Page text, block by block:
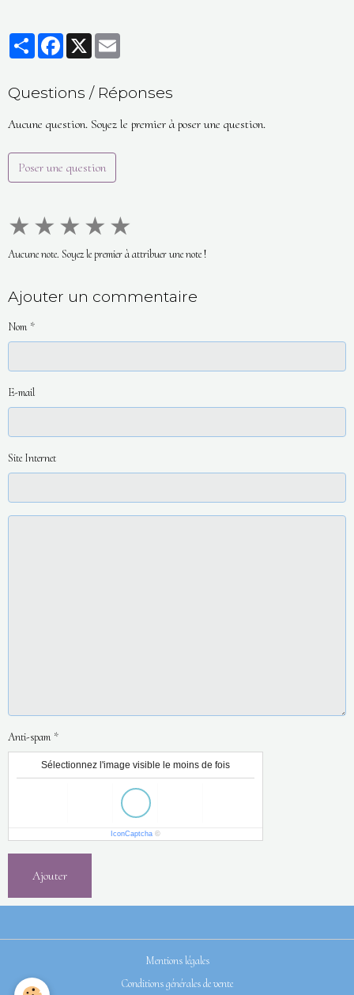
PartagerFacebookX
Questions / Réponses
Aucune question. Soyez le premier à poser une question.
Poser une question
★ ★ ★ ★ ★
Aucune note. Soyez le premier à attribuer une note !
Ajouter un commentaire
Nom
E-mail
Site Internet
Anti-spam
Sélectionnez l'image visible le moins de fois
IconCaptcha ©
Ajouter
Mentions légales
Conditions générales de vente